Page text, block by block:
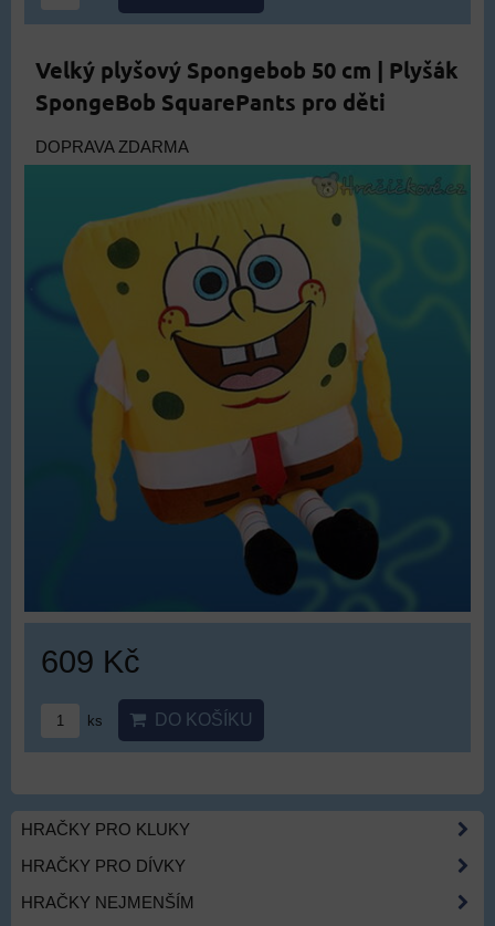
Velký plyšový Spongebob 50 cm | Plyšák
SpongeBob SquarePants pro děti
DOPRAVA ZDARMA
609 Kč
ks DO KOŠÍKU
HRAČKY PRO KLUKY
HRAČKY PRO DÍVKY
HRAČKY NEJMENŠÍM